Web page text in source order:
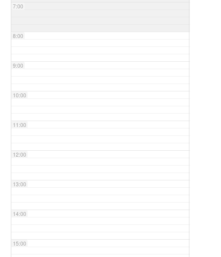
7:00
8:00
9:00
10:00
11:00
12:00
13:00
14:00
15:00